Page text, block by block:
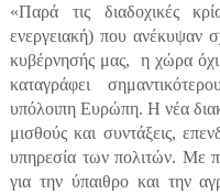
«Παρά τις διαδοχικές
ενεργειακή) που ανέκυψαν
κυβέρνησής μας, η χώρα
καταγράφει
υπόλοιπη Ευρώπη. Η νέα
μισθούς και συντάξεις,
υπηρεσία των πολιτών. Με
για την ύπαιθρο και την